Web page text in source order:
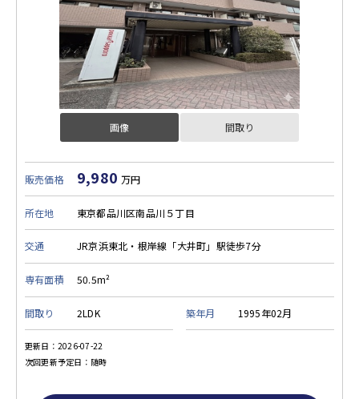
画像 間取り
販売価格 9,980 万円
所在地 東京都品川区南品川５丁目
交通 JR京浜東北・根岸線「大井町」駅徒歩7分
専有面積 50.5m²
間取り 2LDK 築年月 1995年02月
更新日：2026-07-22
次回更新予定日：随時